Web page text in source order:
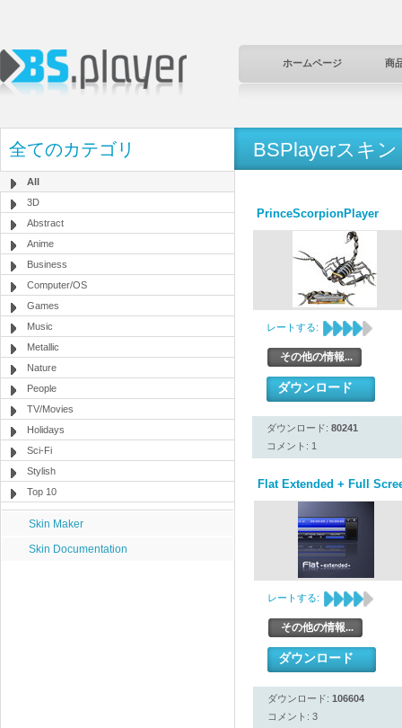
ホームページ 商
全てのカテゴリ
All
3D
Abstract
Anime
Business
Computer/OS
Games
Music
Metallic
Nature
People
TV/Movies
Holidays
Sci-Fi
Stylish
Top 10
Skin Maker
Skin Documentation
BSPlayerスキン
PrinceScorpionPlayer
レートする:
その他の情報...
ダウンロード
ダウンロード: 80241
コメント: 1
Flat Extended + Full
レートする:
その他の情報...
ダウンロード
ダウンロード: 106604
コメント: 3